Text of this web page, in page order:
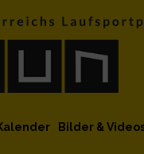
Bilder &